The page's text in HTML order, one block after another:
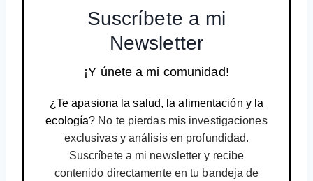
Suscríbete a mi
Newsletter
¡Y únete a mi comunidad!
¿Te apasiona la salud, la alimentación y la
ecología? No te pierdas mis investigaciones
exclusivas y análisis en profundidad.
Suscríbete a mi newsletter y recibe
contenido directamente en tu bandeja de